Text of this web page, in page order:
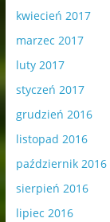
kwiecień 2017
marzec 2017
luty 2017
styczeń 2017
grudzień 2016
listopad 2016
październik 2016
sierpień 2016
lipiec 2016